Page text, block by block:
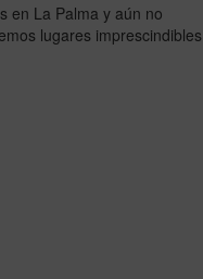
en La Palma y aún no
lugares imprescindibles